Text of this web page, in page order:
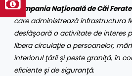
Compania Naţională de Căi Ferate
care administrează infrastructura
desfăşoară o activitate de interes
libera circulaţie a persoanelor,
interiorul ţării şi peste graniţă, în
eficiente şi de siguranţă.